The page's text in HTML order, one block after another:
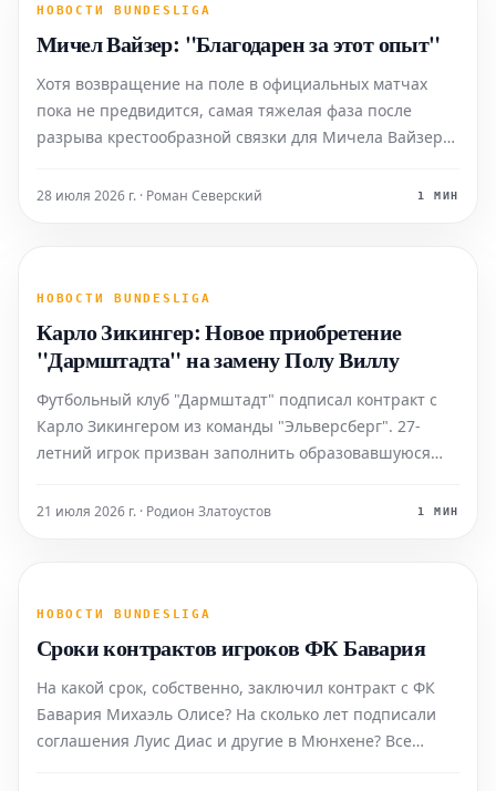
НОВОСТИ BUNDESLIGA
Мичел Вайзер: "Благодарен за этот опыт"
Хотя возвращение на поле в официальных матчах
пока не предвидится, самая тяжелая фаза после
разрыва крестообразной связки для Мичела Вайзера
пути к восстановлению.
28 июля 2026 г. · Роман Северский 1 МИН
НОВОСТИ BUNDESLIGA
Карло Зикингер: Новое приобретение
"Дармштадта" на замену Полу Виллу
Футбольный клуб "Дармштадт" подписал контракт с
Карло Зикингером из команды "Эльверсберг". 27-
летний игрок призван заполнить образовавшуюся
21 июля 2026 г. · Родион Златоустов 1 МИН
НОВОСТИ BUNDESLIGA
Сроки контрактов игроков ФК Бавария
На какой срок, собственно, заключил контракт с ФК
Бавария Михаэль Олисе? На сколько лет подписали
соглашения Луис Диас и другие в Мюнхене? Все